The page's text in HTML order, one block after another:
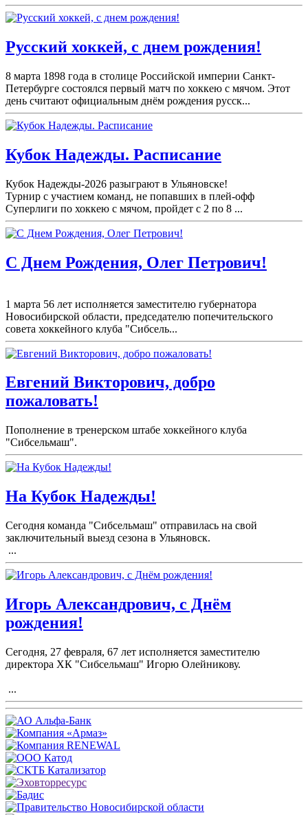
Русский хоккей, с днем рождения!
8 марта 1898 года в столице Российской империи Санкт-
Петербурге состоялся первый матч по хоккею с мячом. Этот
день считают официальным днём рождения русск...
Кубок Надежды. Расписание
Кубок Надежды-2026 разыграют в Ульяновске!
Турнир с участием команд, не попавших в плей-офф
Суперлиги по хоккею с мячом, пройдет с 2 по 8 ...
С Днем Рождения, Олег Петрович!
1 марта 56 лет исполняется заместителю губернатора
Новосибирской области, председателю попечительского
совета хоккейного клуба "Сибсель...
Евгений Викторович, добро
пожаловать!
Пополнение в тренерском штабе хоккейного клуба
"Сибсельмаш".
На Кубок Надежды!
Сегодня команда "Сибсельмаш" отправилась на свой
заключительный выезд сезона в Ульяновск.
...
Игорь Александрович, с Днём
рождения!
Сегодня, 27 февраля, 67 лет исполняется заместителю
директора ХК "Сибсельмаш" Игорю Олейникову.
...